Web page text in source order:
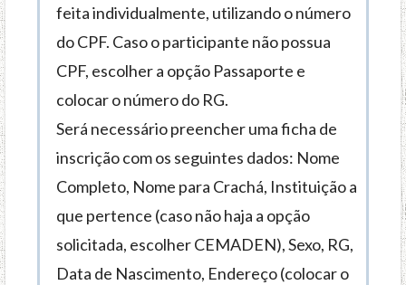
o
n
t
e
ú
d
o
feita individualmente, utilizando o número
do CPF. Caso o participante não possua
CPF, escolher a opção Passaporte e
colocar o número do RG.
Será necessário preencher uma ficha de
inscrição com os seguintes dados: Nome
Completo, Nome para Crachá, Instituição a
que pertence (caso não haja a opção
solicitada, escolher CEMADEN), Sexo, RG,
Data de Nascimento, Endereço (colocar o